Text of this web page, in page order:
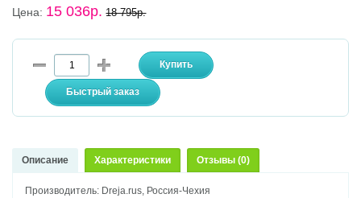
Цена: 15 036р. 18 795р.
Описание Характеристики Отзывы (0)
Производитель: Dreja.rus, Россия-Чехия